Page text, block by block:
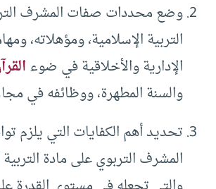
وضع محددات صفات المشرف
التربية الإسلامية، ومؤهلاته،
الإدارية والأخلاقية في ضوء
والسنة المطهرة، ووظائفه في
تحديد أهم الكفايات التي يلزم
المشرف التربوي على مادة التربية